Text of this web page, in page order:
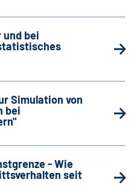
bei
Simulation von
bei
- Wie
seit